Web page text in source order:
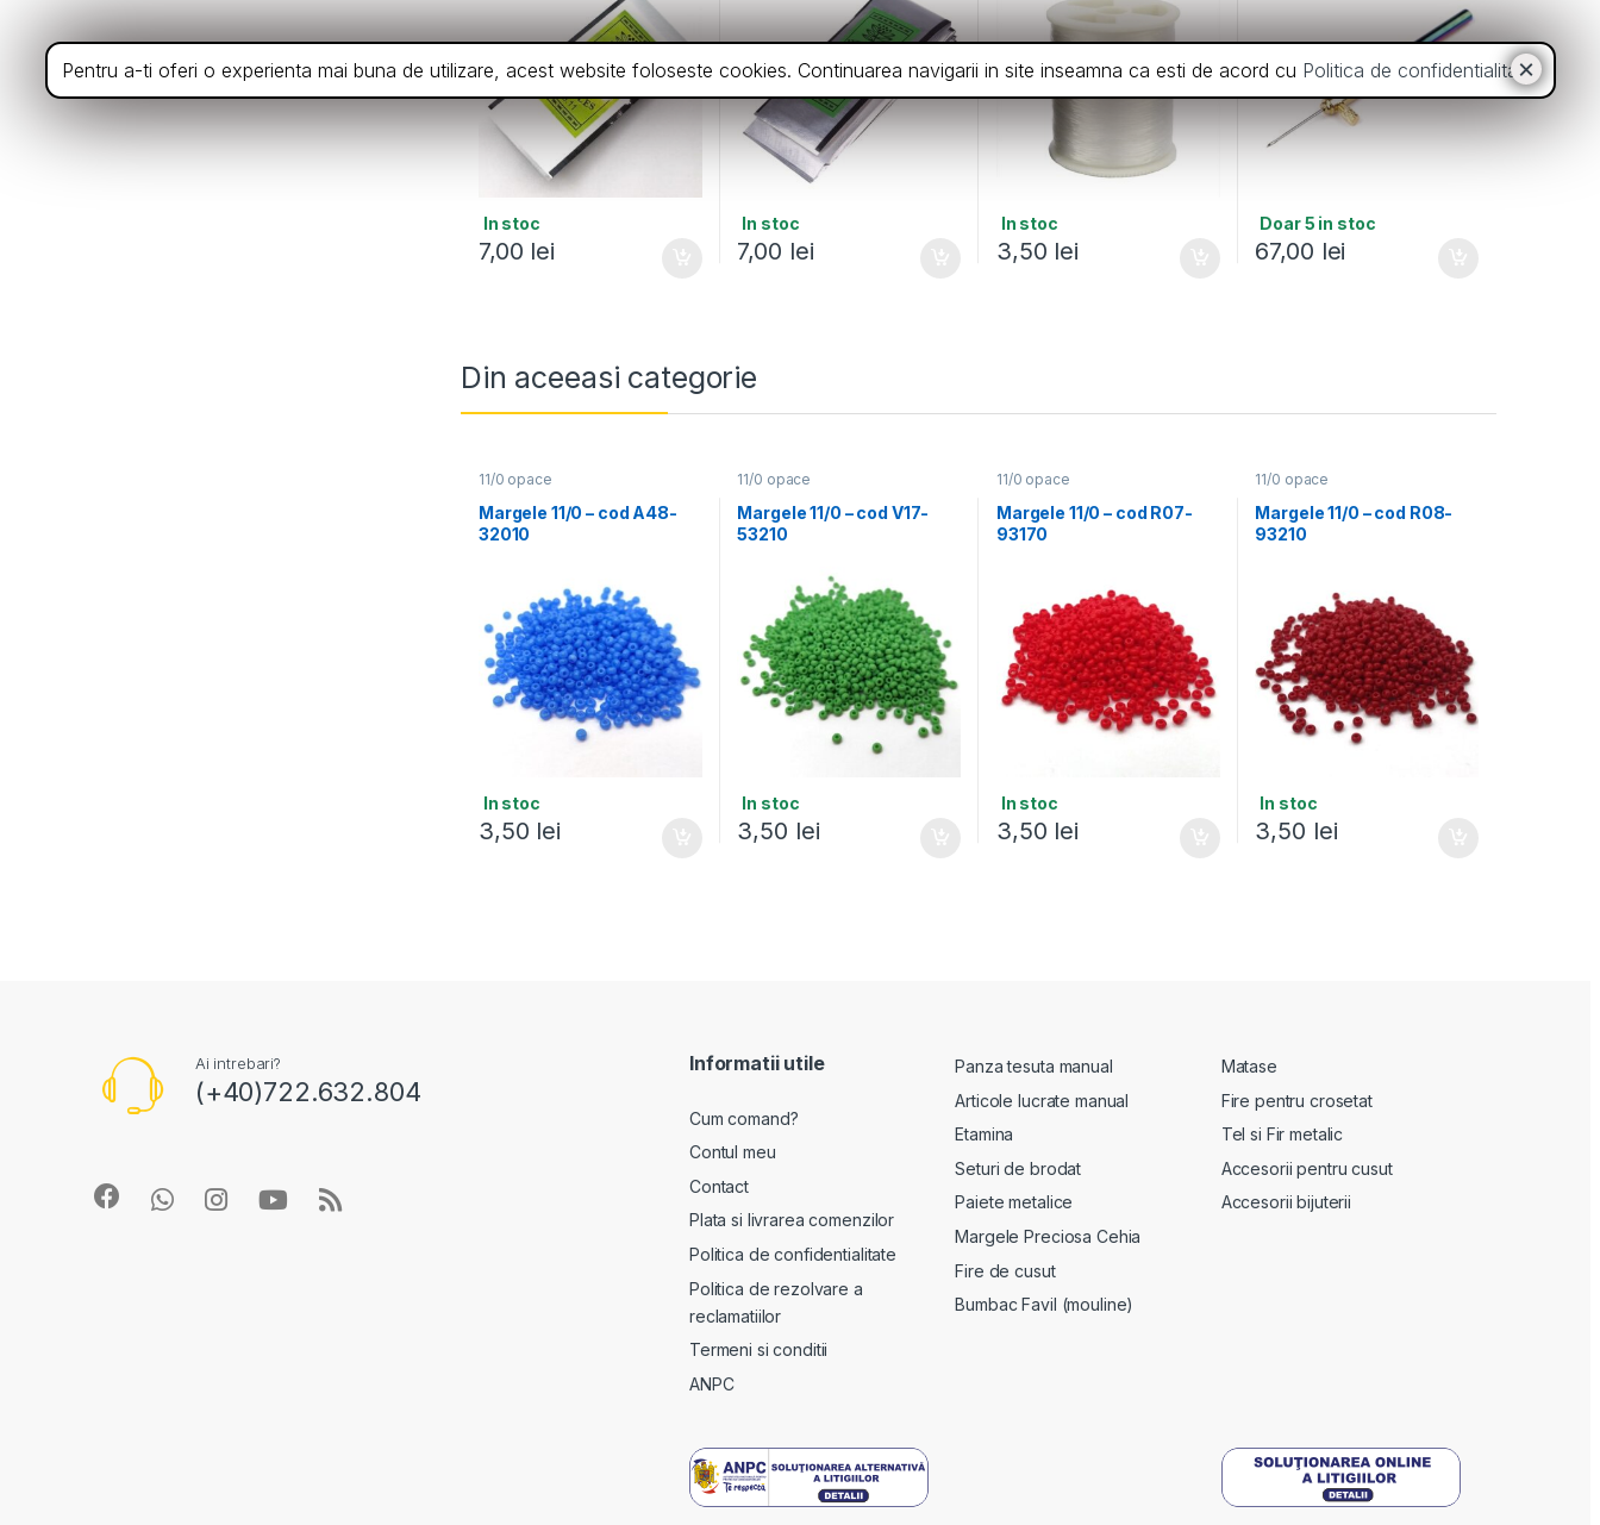
In stoc
7,00 lei
In stoc
7,00 lei
In stoc
3,50 lei
Doar 5 in stoc
67,00 lei
Din aceeasi categorie
11/0 opace
Margele 11/0 – cod A48-
32010
In stoc
3,50 lei
11/0 opace
Margele 11/0 – cod V17-
53210
In stoc
3,50 lei
11/0 opace
Margele 11/0 – cod R07-
93170
In stoc
3,50 lei
11/0 opace
Margele 11/0 – cod R08-
93210
In stoc
3,50 lei
Ai intrebari?
(+40)722.632.804
Informatii utile
Cum comand?
Contul meu
Contact
Plata si livrarea comenzilor
Politica de confidentialitate
Politica de rezolvare a
reclamatiilor
Termeni si conditii
ANPC
Panza tesuta manual
Articole lucrate manual
Etamina
Seturi de brodat
Paiete metalice
Margele Preciosa Cehia
Fire de cusut
Bumbac Favil (mouline)
Matase
Fire pentru crosetat
Tel si Fir metalic
Accesorii pentru cusut
Accesorii bijuterii
Pentru a-ti oferi o experienta mai buna de utilizare, acest website foloseste cookies. Continuarea navigarii in site inseamna ca esti de acord cu Politica de confidentialitate